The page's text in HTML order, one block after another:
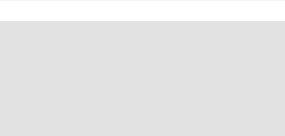
Drážďan a okolí.